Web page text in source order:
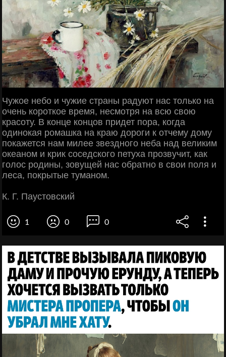
Чужое небо и чужие страны радуют нас только на
очень короткое время, несмотря на всю свою
красоту. В конце концов придет пора, когда
одинокая ромашка на краю дороги к отчему дому
покажется нам милее звездного неба над великим
океаном и крик соседского петуха прозвучит, как
голос родины, зовущей нас обратно в свои поля и
леса, покрытые туманом.
К. Г. Паустовский
1 0 0